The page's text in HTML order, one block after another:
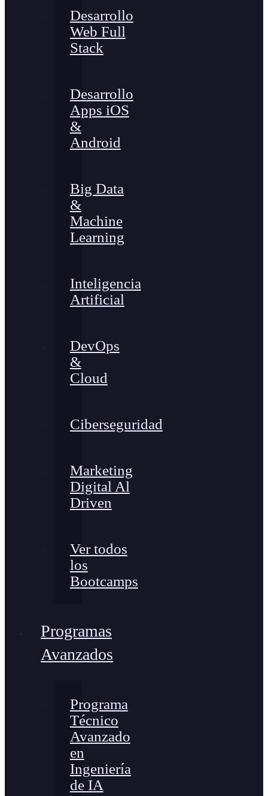
Desarrollo
Web Full
Stack
Desarrollo
Apps iOS
&
Android
Big Data
&
Machine
Learning
Inteligencia
Artificial
DevOps
&
Cloud
Ciberseguridad
Marketing
Digital Al
Driven
Ver todos
los
Bootcamps
Programas
Avanzados
Programa
Técnico
Avanzado
en
Ingeniería
de IA